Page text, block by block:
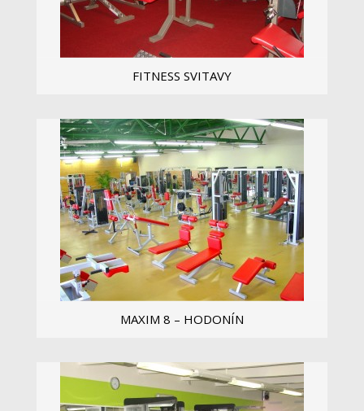
FITNESS SVITAVY
Zobrazit více
MAXIM 8 – HODONÍN
Zobrazit více